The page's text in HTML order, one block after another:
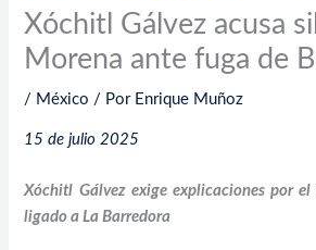
Xóchitl Gálvez acusa
Morena ante fuga de
/ México / Por Enrique Muñoz
15 de julio 2025
Xóchitl Gálvez exige explicaciones por el
ligado a La Barredora